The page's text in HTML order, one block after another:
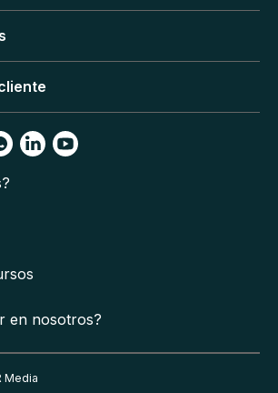
en nosotros?
Media